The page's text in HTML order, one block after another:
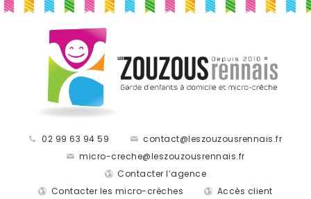
02 99 63 94 59
contact@leszouzousrennais.fr
micro-creche@leszouzousrennais.fr
Contacter l’agence
Contacter les micro-crèches
Accès client